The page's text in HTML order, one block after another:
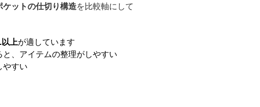
ットの仕切り構造を比較軸にして
上が適しています
、アイテムの整理がしやすい
やすい